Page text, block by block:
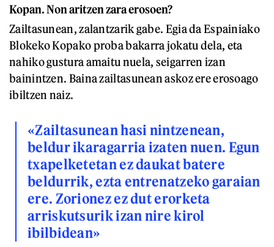
Kopan. Non aritzen zara erosoen?
Zailtasunean, zalantzarik gabe. Egia da Espainiako
Blokeko Kopako proba bakarra jokatu dela, eta
nahiko gustura amaitu nuela, seigarren izan
bainintzen. Baina zailtasunean askoz ere erosoago
ibiltzen naiz.
«Zailtasunean hasi nintzenean,
beldur ikaragarria izaten nuen. Egun
txapelketetan ez daukat batere
beldurrik, ezta entrenatzeko garaian
ere. Zorionez ez dut erorketa
arriskutsurik izan nire kirol
ibilbidean»